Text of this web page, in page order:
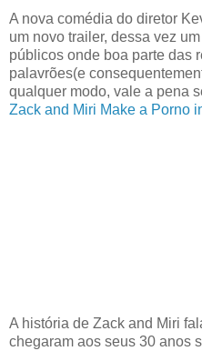
A nova comédia do diretor
um novo trailer, dessa vez
públicos onde boa parte das
palavrões(e
qualquer modo, vale a pena
Zack and Miri Make a Porno
A história de Zack and Miri
chegaram aos seus 30 anos